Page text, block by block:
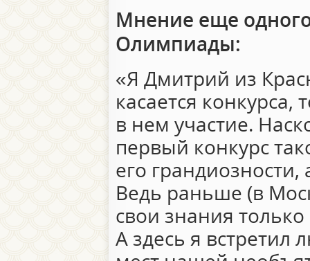
Мнение еще
Олимпиады:
«Я Дмитрий из
касается конкурса,
в нем участие.
первый конкурс
его
Ведь раньше (в
свои знания
А здесь я встретил